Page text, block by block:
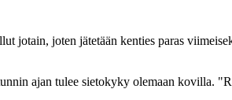
jotain, joten jätetään kenties paras
ajan tulee sietokyky olemaan kovilla.